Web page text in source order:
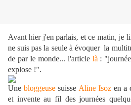
Avant hier j'en parlais, et ce matin, je
ne suis pas la seule à évoquer la
de par le monde... l'article là :
explose !".
Unebloggeuse suisse Aline Isozen a
et invente au fil des journées